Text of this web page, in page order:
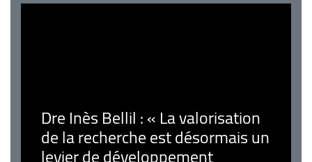
Dre Inès Bellil : « La valorisation
de la recherche est désormais un